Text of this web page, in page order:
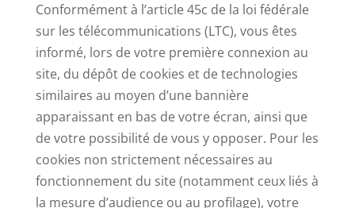
Conformément à l’article 45c de la loi fédérale
sur les télécommunications (LTC), vous êtes
informé, lors de votre première connexion au
site, du dépôt de cookies et de technologies
similaires au moyen d’une bannière
apparaissant en bas de votre écran, ainsi que
de votre possibilité de vous y opposer. Pour les
cookies non strictement nécessaires au
fonctionnement du site (notamment ceux liés à
la mesure d’audience ou au profilage), votre